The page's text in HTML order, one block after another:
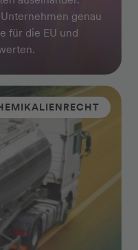
genau
für die EU und